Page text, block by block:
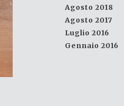
Agosto 2018
Agosto 2017
Luglio 2016
Gennaio 2016